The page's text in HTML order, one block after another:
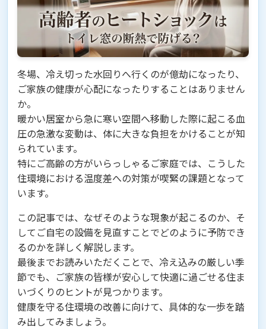
冬場、冷え切った水回りへ行くのが億劫になったり、
ご家族の健康が心配になったりすることはありません
か。
暖かい居室から急に寒い空間へ移動した際に起こる血
圧の急激な変動は、体に大きな負担をかけることが知
られています。
特にご高齢の方がいらっしゃるご家庭では、こうした
住環境における温度差への対策が喫緊の課題となって
います。
この記事では、なぜそのような現象が起こるのか、そ
してご自宅の設備を見直すことでどのように予防でき
るのかを詳しく解説します。
最後までお読みいただくことで、冷え込みの厳しい季
節でも、ご家族の皆様が安心して快適に過ごせる住ま
いづくりのヒントが見つかります。
健康を守る住環境の改善に向けて、具体的な一歩を踏
み出してみましょう。